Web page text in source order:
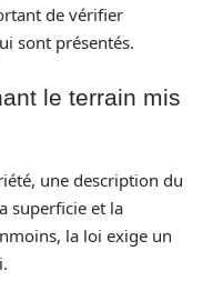
de vérifier
sont présentés.
le terrain mis
une description du
superficie et la
la loi exige un